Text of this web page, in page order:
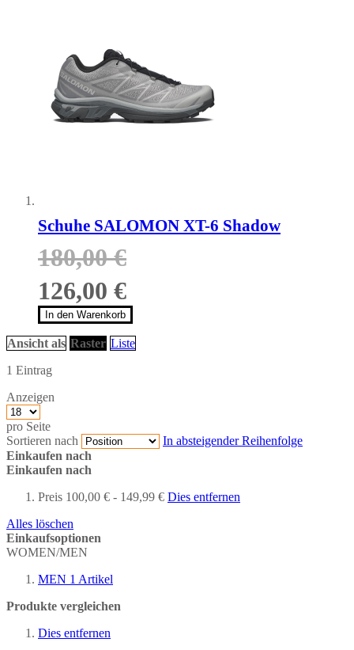
Schuhe SALOMON XT-6 Shadow
180,00 €
126,00 €
In den Warenkorb
Ansicht als Raster Liste
1 Eintrag
Anzeigen
pro Seite
Sortieren nach
In absteigender Reihenfolge
Einkaufen nach
Einkaufen nach
Preis 100,00 € - 149,99 € Dies entfernen
Alles löschen
Einkaufsoptionen
WOMEN/MEN
MEN 1 Artikel
Produkte vergleichen
Dies entfernen